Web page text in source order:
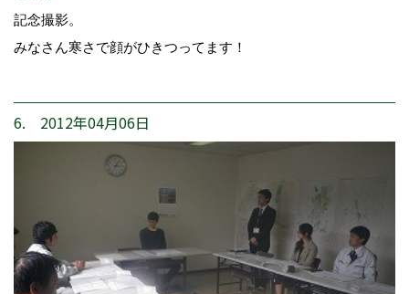
記念撮影。
みなさん寒さで顔がひきつってます！
6. 2012年04月06日